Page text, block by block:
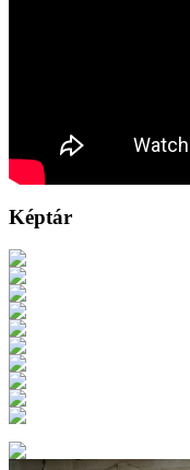
Képtár